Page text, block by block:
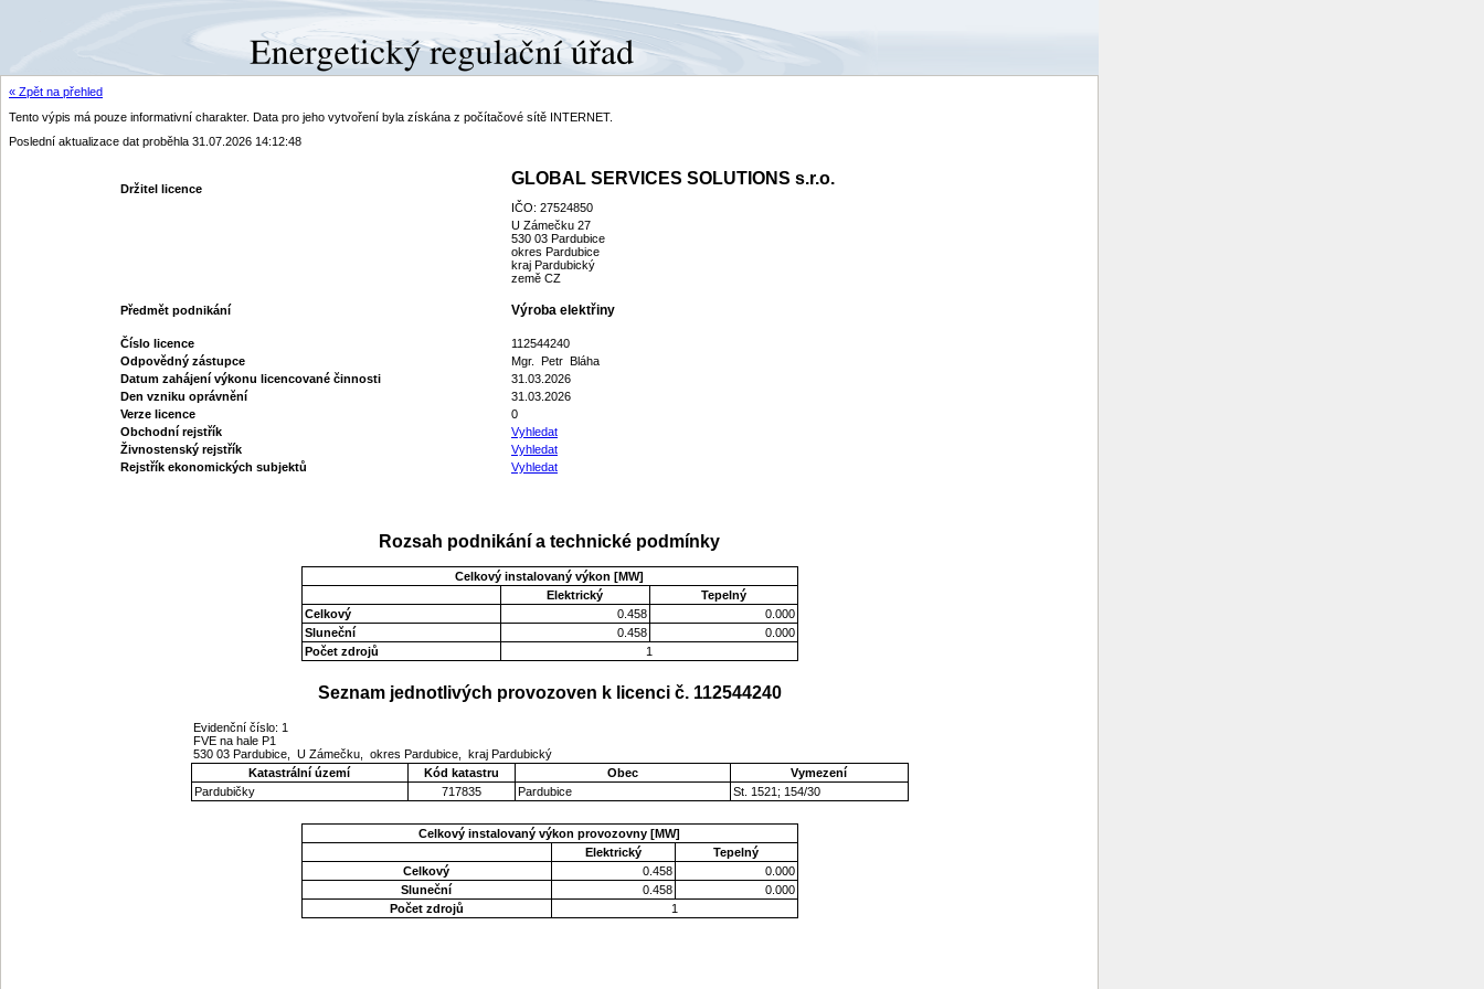
« Zpět na přehled
Tento výpis má pouze informativní charakter. Data pro jeho vytvoření byla získána z počítačové sítě INTERNET.
Poslední aktualizace dat proběhla 31.07.2026 14:12:48
Držitel licence
GLOBAL SERVICES SOLUTIONS s.r.o.
IČO: 27524850
U Zámečku 27
530 03 Pardubice
okres Pardubice
kraj Pardubický
země CZ
Předmět podnikání Výroba elektřiny
Číslo licence
112544240
Odpovědný zástupce
Mgr. Petr Bláha
Datum zahájení výkonu licencované činnosti
31.03.2026
Den vzniku oprávnění
31.03.2026
Verze licence
0
Obchodní rejstřík
Vyhledat
Živnostenský rejstřík
Vyhledat
Rejstřík ekonomických subjektů
Vyhledat
Rozsah podnikání a technické podmínky
Celkový instalovaný výkon [MW]
Elektrický
Tepelný
Celkový
0.458
0.000
Sluneční
0.458
0.000
Počet zdrojů
1
Seznam jednotlivých provozoven k licenci č. 112544240
Evidenční číslo: 1
FVE na hale P1
530 03 Pardubice, U Zámečku, okres Pardubice, kraj Pardubický
Katastrální území
Kód katastru Obec
Vymezení
Pardubičky
717835 Pardubice St. 1521; 154/30
Celkový instalovaný výkon provozovny [MW]
Elektrický
Tepelný
Celkový
0.458
0.000
Sluneční
0.458
0.000
Počet zdrojů
1